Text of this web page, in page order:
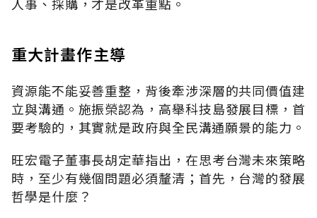
重大計畫作主導
資源能不能妥善重整，背後牽涉深層的共同價值建
立與溝通。施振榮認為，高舉科技島發展目標，首
要考驗的，其實就是政府與全民溝通願景的能力。
旺宏電子董事長胡定華指出，在思考台灣未來策略
時，至少有幾個問題必須釐清；首先，台灣的發展
哲學是什麼？